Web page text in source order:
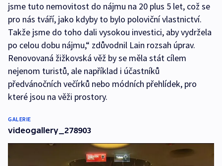
jsme tuto nemovitost do nájmu na 20 plus 5 let, což se
pro nás tváří, jako kdyby to bylo poloviční vlastnictví.
Takže jsme do toho dali vysokou investici, aby vydržela
po celou dobu nájmu,“ zdůvodnil Lain rozsah úprav.
Renovovaná žižkovská věž by se měla stát cílem
nejenom turistů, ale například i účastníků
předvánočních večírků nebo módních přehlídek, pro
které jsou na věži prostory.
GALERIE
videogallery_278903